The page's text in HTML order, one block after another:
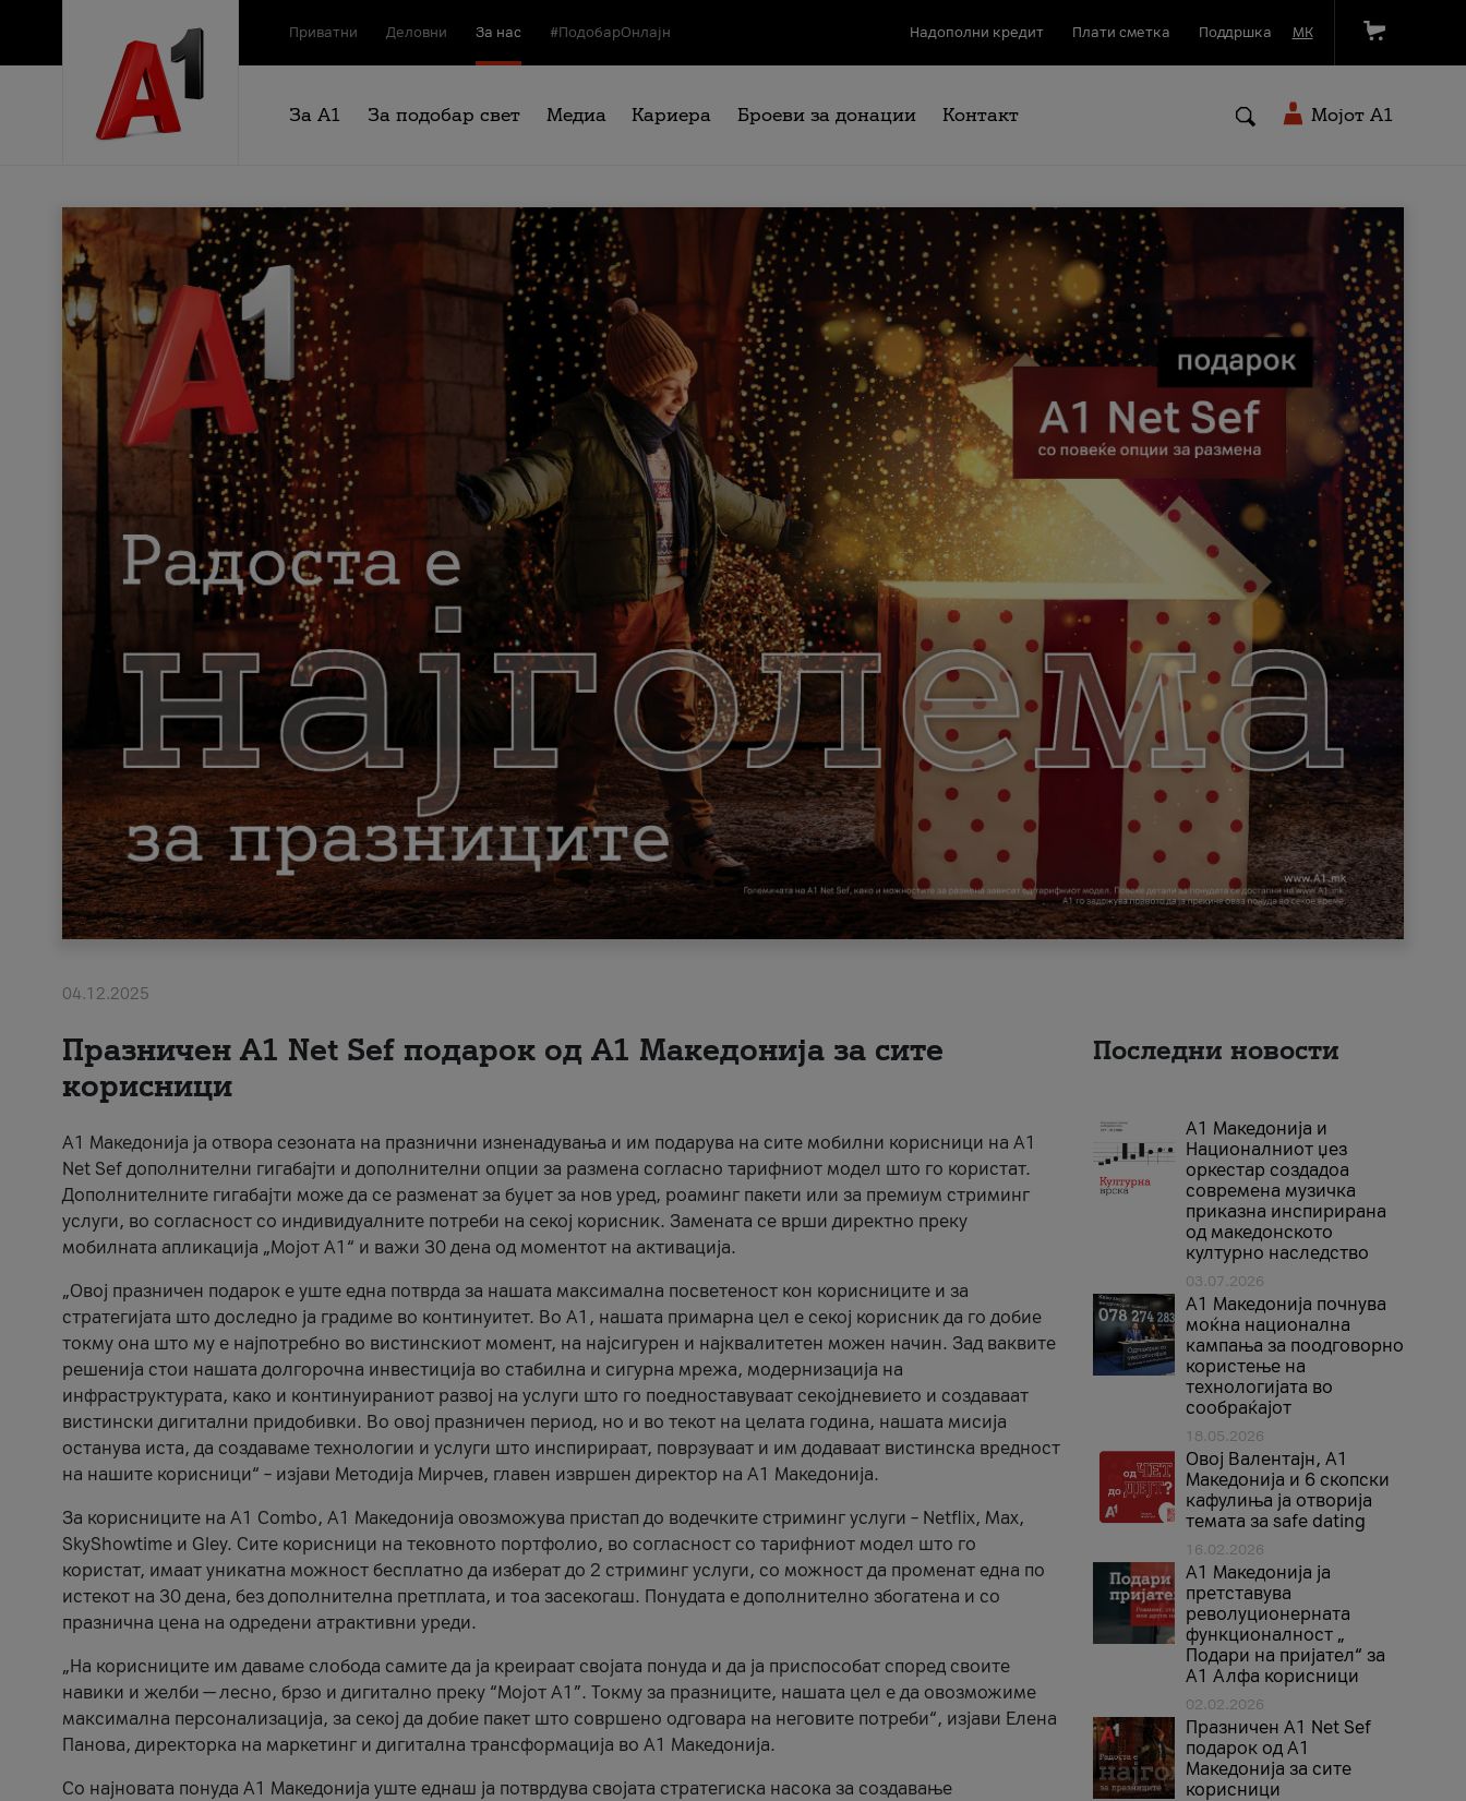
Приватни Деловни За нас #ПодобарОнлајн Надополни кредит Плати сметка Поддршка МК
За А1 За подобар свет Медиа Кариера Броеви за донации Контакт Мојот A1
04.12.2025
Празничен A1 Net Sеf подарок од А1 Македонија за сите
корисници
А1 Македонија ја отвора сезоната на празнични изненадувања и им подарува на сите мобилни корисници на A1
Net Sef дополнителни гигабајти и дополнителни опции за размена согласно тарифниот модел што го користат.
Дополнителните гигабајти може да се разменат за буџет за нов уред, роаминг пакети или за премиум стриминг
услуги, во согласност со индивидуалните потреби на секој корисник. Замената се врши директно преку
мобилната апликација „Мојот А1“ и важи 30 дена од моментот на активација.
„Овој празничен подарок е уште една потврда за нашата максимална посветеност кон корисниците и за
стратегијата што доследно ја градиме во континуитет. Во А1, нашата примарна цел е секој корисник да го добие
токму она што му е најпотребно во вистинскиот момент, на најсигурен и најквалитетен можен начин. Зад ваквите
решенија стои нашата долгорочна инвестиција во стабилна и сигурна мрежа, модернизација на
инфраструктурата, како и континуираниот развој на услуги што го поедноставуваат секојдневието и создаваат
вистински дигитални придобивки. Во овој празничен период, но и во текот на целата година, нашата мисија
останува иста, да создаваме технологии и услуги што инспирираат, поврзуваат и им додаваат вистинска вредност
на нашите корисници“ – изјави Методија Мирчев, главен извршен директор на А1 Македонија.
За корисниците на A1 Combo, А1 Македонија овозможува пристап до водечките стриминг услуги – Netflix, Max,
SkyShowtime и Gley. Сите корисници на тековното портфолио, во согласност со тарифниот модел што го
користат, имаат уникатна можност бесплатно да изберат до 2 стриминг услуги, со можност да променат една по
истекот на 30 дена, без дополнителна претплата, и тоа засекогаш. Понудата е дополнително збогатена и со
празнична цена на одредени атрактивни уреди.
„На корисниците им даваме слобода самите да ја креираат својата понуда и да ја приспособат според своите
навики и желби — лесно, брзо и дигитално преку “Мојот А1”. Токму за празниците, нашата цел е да овозможиме
максимална персонализација, за секој да добие пакет што совршено одговара на неговите потреби“, изјави Елена
Панова, директорка на маркетинг и дигитална трансформација во А1 Македонија.
Со најновата понуда А1 Македонија уште еднаш ја потврдува својата стратегиска насока за создавање
Последни новости
А1 Македонија и
Националниот џез
оркестар создадоа
современа музичка
приказна инспирирана
од македонското
културно наследство
03.07.2026
A1 Македонија почнува
моќна национална
кампања за поодговорно
користење на
технологијата во
сообраќајот
18.05.2026
Овој Валентајн, A1
Македонија и 6 скопски
кафулиња ја отворија
темата за safe dating
16.02.2026
А1 Македонија ја
претставува
револуционерната
функционалност „
Подари на пријател“ за
А1 Алфа корисници
02.02.2026
Празничен A1 Net Sеf
подарок од А1
Македонија за сите
корисници